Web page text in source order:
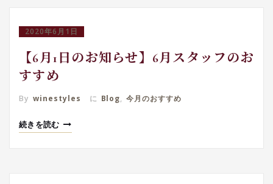
2020年6月1日
【6月1日のお知らせ】6月スタッフのお
すすめ
By winestyles に Blog, 今月のおすすめ
続きを読む